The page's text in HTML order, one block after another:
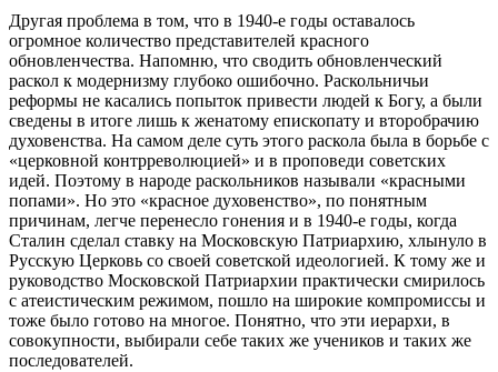
Другая проблема в том, что в 1940-е годы оставалось
огромное количество представителей красного
обновленчества. Напомню, что сводить обновленческий
раскол к модернизму глубоко ошибочно. Раскольничьи
реформы не касались попыток привести людей к Богу, а были
сведены в итоге лишь к женатому епископату и второбрачию
духовенства. На самом деле суть этого раскола была в борьбе с
«церковной контрреволюцией» и в проповеди советских
идей. Поэтому в народе раскольников называли «красными
попами». Но это «красное духовенство», по понятным
причинам, легче перенесло гонения и в 1940-е годы, когда
Сталин сделал ставку на Московскую Патриархию, хлынуло в
Русскую Церковь со своей советской идеологией. К тому же и
руководство Московской Патриархии практически смирилось
с атеистическим режимом, пошло на широкие компромиссы и
тоже было готово на многое. Понятно, что эти иерархи, в
совокупности, выбирали себе таких же учеников и таких же
последователей.